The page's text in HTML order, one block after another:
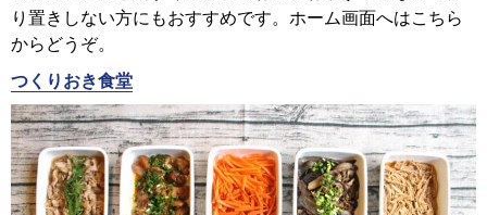
り置きしない方にもおすすめです。ホーム画面へはこちら
からどうぞ。
つくりおき食堂